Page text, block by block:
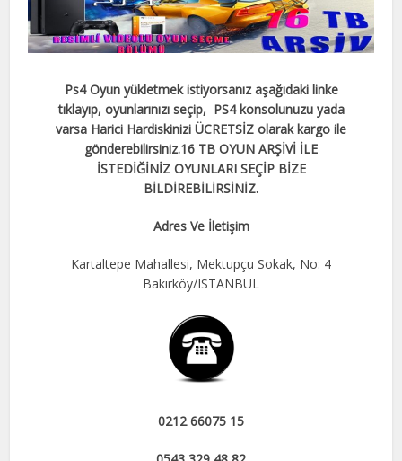
Ps4 Oyun yükletmek istiyorsanız aşağıdaki linke
tıklayıp, oyunlarınızı seçip, PS4 konsolunuzu yada
varsa Harici Hardiskinizi ÜCRETSİZ olarak kargo ile
gönderebilirsiniz.16 TB OYUN ARŞİVİ İLE
İSTEDİĞİNİZ OYUNLARI SEÇİP BİZE
BİLDİREBİLİRSİNİZ.
Adres Ve İletişim
Kartaltepe Mahallesi, Mektupçu Sokak, No: 4
Bakırköy/ISTANBUL
0212 66075 15